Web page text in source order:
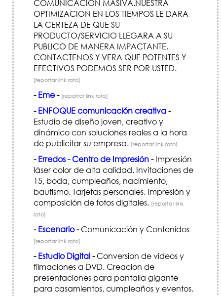
COMUNICACION MASIVA.NUESTRA
OPTIMIZACION EN LOS TIEMPOS LE DARA
LA CERTEZA DE QUE SU
PRODUCTO/SERVICIO LLEGARA A SU
PUBLICO DE MANERA IMPACTANTE.
CONTACTENOS Y VERA QUE POTENTES Y
EFECTIVOS PODEMOS SER POR USTED.
[reportar link roto]
- Eme- [reportar link roto]
- ENFOQUE comunicación creativa-
Estudio de diseño joven, creativo y
dinámico con soluciones reales a la hora
de publicitar su empresa. [reportar link roto]
- Erredos - Centro de Impresión-Impresión
láser color de alta calidad. Invitaciones de
15, boda, cumpleaños, nacimiento,
bautismo. Tarjetas personales. Impresión y
composición de fotos digitales. [reportar link
roto]
- Escenario-Comunicación y Contenidos
[reportar link roto]
- Estudio Digital-Conversion de videos y
filmaciones a DVD. Creacion de
presentaciones para pantalla gigante
para casamientos, cumpleaños y eventos.